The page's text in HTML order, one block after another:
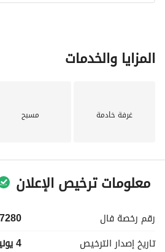
المزايا والخدمات
غرفة خادمة مسبح
معلومات ترخيص الإعلان
رقم رخصة فال
تاريخ إصدار الترخيص
4 يونيو 2026